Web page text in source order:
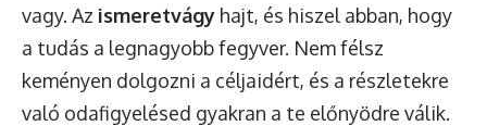
vagy. Az ismeretvágy hajt, és hiszel abban, hogy
a tudás a legnagyobb fegyver. Nem félsz
keményen dolgozni a céljaidért, és a részletekre
való odafigyelésed gyakran a te előnyödre válik.